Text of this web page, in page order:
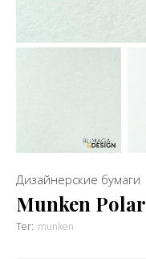
Дизайнерские бумаги
Munken Polar
Тег: munken